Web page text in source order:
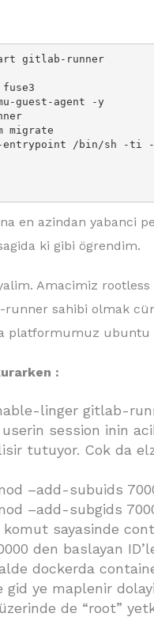
gitlab-runner
guest-agent -y
en azindan yabanci
ki gibi ögrendim.
Amacimiz
sahibi olmak
platformumuz ubuntu
:
linger gitlab-
session inin
tutuyor. Cok da
–add-subuids
–add-subgids
komut sayasinde
den baslayan
dockerda
gid ye maplenir
de “root”